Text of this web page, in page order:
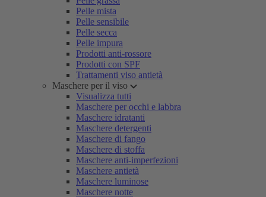
Pelle mista
Pelle sensibile
Pelle secca
Pelle impura
Prodotti anti-rossore
Prodotti con SPF
Trattamenti viso antietà
Maschere per il viso
Visualizza tutti
Maschere per occhi e labbra
Maschere idratanti
Maschere detergenti
Maschere di fango
Maschere di stoffa
Maschere anti-imperfezioni
Maschere antietà
Maschere luminose
Maschere notte